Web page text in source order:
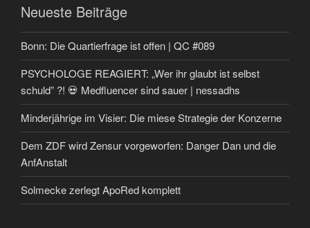
Neueste Beiträge
Bonn: Die Quartierfrage ist offen | QC #089
PSYCHOLOGE REAGIERT: „Wer ihr glaubt ist selbst
schuld” ?! 💀 Medfluencer sind sauer | nessadhs
Minderjährige im Visier: Die miese Strategie der Konzerne
Dem ZDF wird Zensur vorgeworfen: Danger Dan und die
AnfAnstalt
Solmecke zerlegt ApoRed komplett